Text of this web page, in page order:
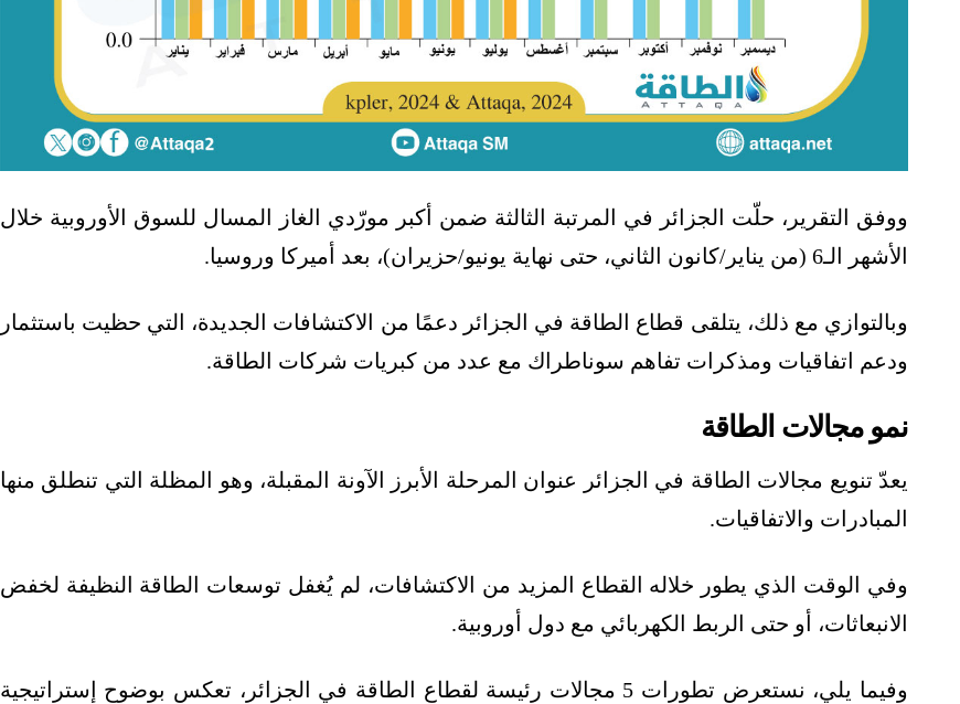
ووفق التقرير، حلّت الجزائر في المرتبة الثالثة ضمن أكبر مورّدي الغاز المسال للسوق الأوروبية خلال
الأشهر الـ6 (من يناير/كانون الثاني، حتى نهاية يونيو/حزيران)، بعد أميركا وروسيا.
وبالتوازي مع ذلك، يتلقى قطاع الطاقة في الجزائر دعمًا من الاكتشافات الجديدة، التي حظيت باستثمار
ودعم اتفاقيات ومذكرات تفاهم سوناطراك مع عدد من كبريات شركات الطاقة.
نمو مجالات الطاقة
يعدّ تنويع مجالات الطاقة في الجزائر عنوان المرحلة الأبرز الآونة المقبلة، وهو المظلة التي تنطلق منها
المبادرات والاتفاقيات.
وفي الوقت الذي يطور خلاله القطاع المزيد من الاكتشافات، لم يُغفل توسعات الطاقة النظيفة لخفض
الانبعاثات، أو حتى الربط الكهربائي مع دول أوروبية.
وفيما يلي، نستعرض تطورات 5 مجالات رئيسة لقطاع الطاقة في الجزائر، تعكس بوضوح إستراتيجية